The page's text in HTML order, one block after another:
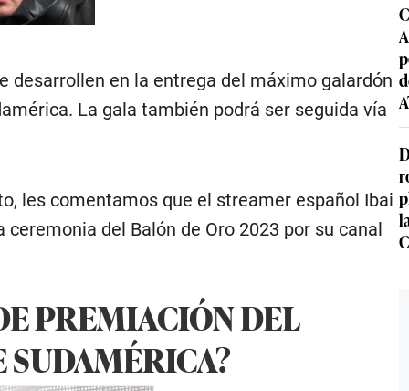
desarrollen en la entrega del máximo galardón
La gala también podrá ser seguida vía
les comentamos que el streamer español Ibai
del Balón de Oro 2023 por su canal
PREMIACIÓN DEL
SUDAMÉRICA?